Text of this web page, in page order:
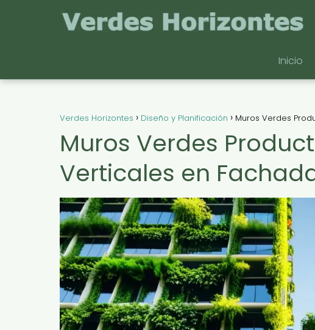
Inicio
Verdes Horizontes Diseño y Planificación Muros Verdes
Muros Verdes
Verticales en